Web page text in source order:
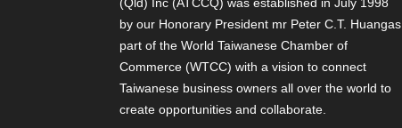
by our Honorary President mr Peter C.T. Huangas
part of the World Taiwanese Chamber of
Commerce (WTCC) with a vision to connect
Taiwanese business owners all over the world to
create opportunities and collaborate.